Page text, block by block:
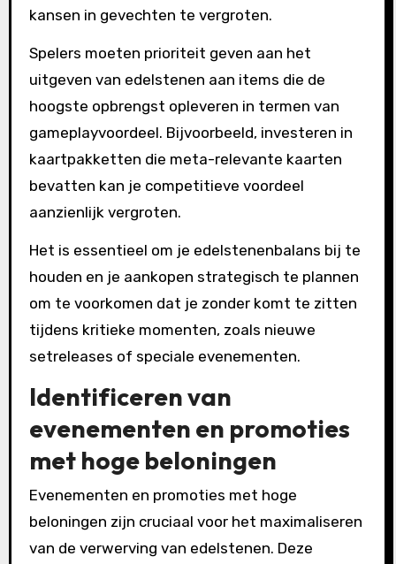
kansen in gevechten te vergroten.
Spelers moeten prioriteit geven aan het
uitgeven van edelstenen aan items die de
hoogste opbrengst opleveren in termen van
gameplayvoordeel. Bijvoorbeeld, investeren in
kaartpakketten die meta-relevante kaarten
bevatten kan je competitieve voordeel
aanzienlijk vergroten.
Het is essentieel om je edelstenenbalans bij te
houden en je aankopen strategisch te plannen
om te voorkomen dat je zonder komt te zitten
tijdens kritieke momenten, zoals nieuwe
setreleases of speciale evenementen.
Identificeren van
evenementen en promoties
met hoge beloningen
Evenementen en promoties met hoge
beloningen zijn cruciaal voor het maximaliseren
van de verwerving van edelstenen. Deze